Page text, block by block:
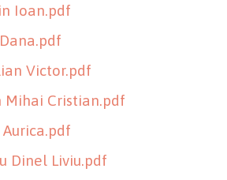
Ioan.pdf
Victor.pdf
Mihai Cristian.pdf
Dinel Liviu.pdf